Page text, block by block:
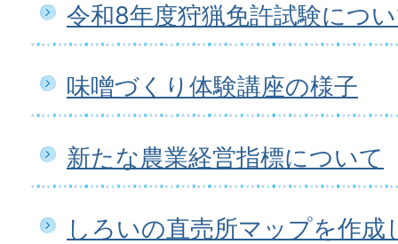
令和8年度狩猟免許試験につ
味噌づくり体験講座の様子
新たな農業経営指標について
しろいの直売所マップを作成